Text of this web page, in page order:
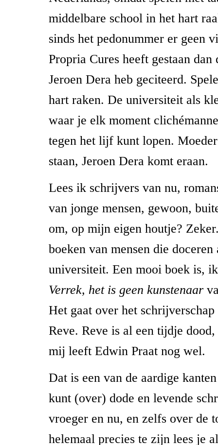
middelbare school in het hart
sinds het pedonummer er geen
Propria Cures heeft gestaan
Jeroen Dera heb geciteerd.
hart raken. De universiteit als
waar je elk moment
tegen het lijf kunt lopen.
staan, Jeroen Dera komt eraan.
Lees ik schrijvers van nu,
van jonge mensen, gewoon,
om, op mijn eigen houtje?
boeken van mensen die doceren
universiteit. Een mooi boek is,
Verrek, het is geen kunstenaar
Het gaat over het
Reve. Reve is al een tijdje
mij leeft Edwin Praat nog wel.
Dat is een van de aardige
kunt (over) dode en levende
vroeger en nu, en zelfs over de
helemaal precies te zijn lees je